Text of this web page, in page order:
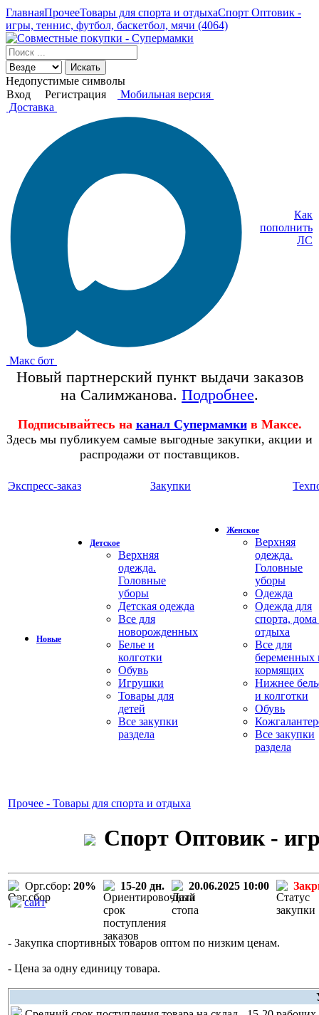
ГлавнаяПрочееТовары для спорта и отдыхаСпорт Оптовик -
игры, теннис, футбол, баскетбол, мячи (4064)
Искать
Недопустимые символы
Вход
Регистрация
Мобильная версия
Доставка
Макс бот
Как
пополнить
ЛС
Новый партнерский пункт выдачи заказов
на Салимжанова. Подробнее.
Подписывайтесь на канал Супермамки в Максе.
Здесь мы публикуем самые выгодные закупки, акции и
распродажи от поставщиков.
Экспресс-заказ Закупки
Новые
Детское
Верхняя
одежда.
Головные
уборы
Детская одежда
Все для
новорожденных
Белье и
колготки
Обувь
Игрушки
Товары для
детей
Все закупки
раздела
Женское
Верхняя
одежда.
Головные
уборы
Одежда
Одежда для
спорта,
отдыха
Все для
беременных
кормящих
Нижнее
и колготки
Обувь
Все закупки
раздела
Прочее - Товары для спорта и отдыха
Спорт Оптовик -
Орг.сбор: 20% 15-20 дн. 20.06.2025 10:00
сайт
- Закупка спортивных товаров оптом по низким ценам.
- Цена за одну единицу товара.